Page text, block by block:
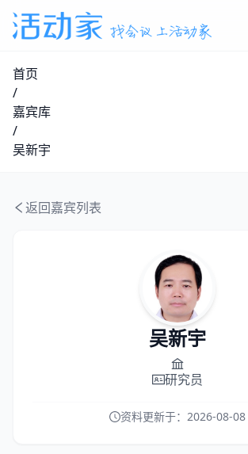
首页
/
嘉宾库
/
吴新宇
返回嘉宾列表
吴新宇
研究员
资料更新于： 2026-08-08